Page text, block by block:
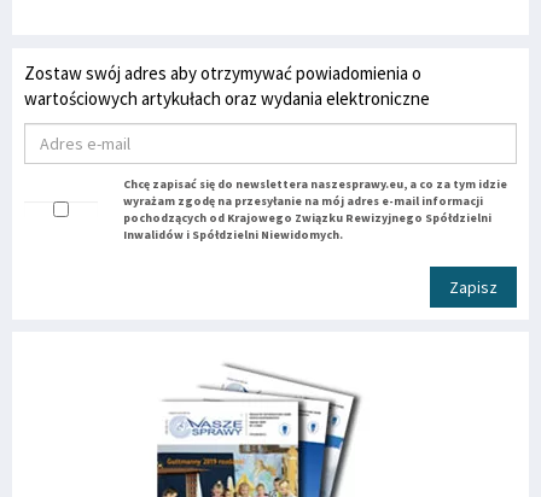
Zostaw swój adres aby otrzymywać powiadomienia o
wartościowych artykułach oraz wydania elektroniczne
Chcę zapisać się do newslettera naszesprawy.eu, a co za tym idzie
wyrażam zgodę na przesyłanie na mój adres e-mail informacji
pochodzących od Krajowego Związku Rewizyjnego Spółdzielni
Inwalidów i Spółdzielni Niewidomych.
Zapisz